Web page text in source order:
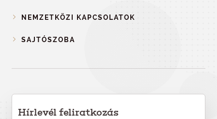
NEMZETKÖZI KAPCSOLATOK
SAJTÓSZOBA
Hírlevél feliratkozás